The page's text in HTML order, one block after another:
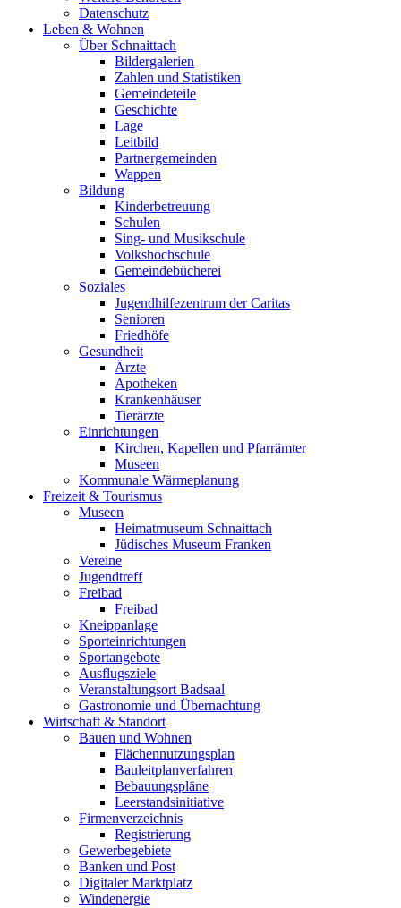
Datenschutz
Leben & Wohnen
Über Schnaittach
Bildergalerien
Zahlen und Statistiken
Gemeindeteile
Geschichte
Lage
Leitbild
Partnergemeinden
Wappen
Bildung
Kinderbetreuung
Schulen
Sing- und Musikschule
Volkshochschule
Gemeindebücherei
Soziales
Jugendhilfezentrum der Caritas
Senioren
Friedhöfe
Gesundheit
Ärzte
Apotheken
Krankenhäuser
Tierärzte
Einrichtungen
Kirchen, Kapellen und Pfarrämter
Museen
Kommunale Wärmeplanung
Freizeit & Tourismus
Museen
Heimatmuseum Schnaittach
Jüdisches Museum Franken
Vereine
Jugendtreff
Freibad
Freibad
Kneippanlage
Sporteinrichtungen
Sportangebote
Ausflugsziele
Veranstaltungsort Badsaal
Gastronomie und Übernachtung
Wirtschaft & Standort
Bauen und Wohnen
Flächennutzungsplan
Bauleitplanverfahren
Bebauungspläne
Leerstandsinitiative
Firmenverzeichnis
Registrierung
Gewerbegebiete
Banken und Post
Digitaler Marktplatz
Windenergie